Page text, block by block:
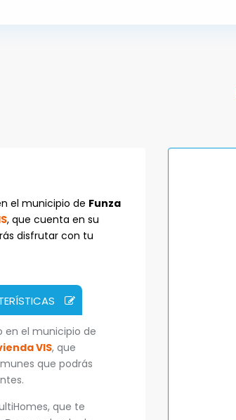
el municipio de Funza
, que cuenta en su
disfrutar con tu
en el municipio de
VIS, que
que podrás
que te